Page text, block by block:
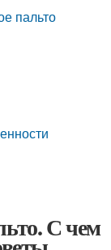
пальто
С чем